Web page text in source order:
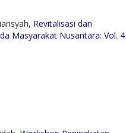
Revitalisasi dan
Masyarakat Nusantara: Vol. 4